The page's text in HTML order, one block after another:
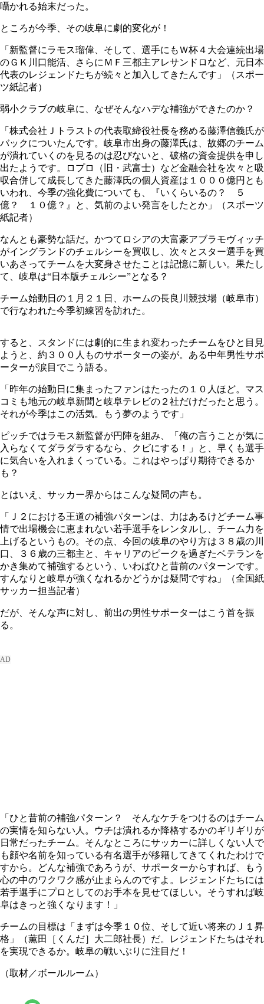
囁かれる始末だった。
ところが今季、その岐阜に劇的変化が！
「新監督にラモス瑠偉、そして、選手にもＷ杯４大会連続出場
のＧＫ川口能活、さらにＭＦ三都主アレサンドロなど、元日本
代表のレジェンドたちが続々と加入してきたんです」（スポー
ツ紙記者）
弱小クラブの岐阜に、なぜそんなハデな補強ができたのか？
「株式会社Ｊトラストの代表取締役社長を務める藤澤信義氏が
バックについたんです。岐阜市出身の藤澤氏は、故郷のチーム
が潰れていくのを見るのは忍びないと、破格の資金提供を申し
出たようです。ロプロ（旧・武富士）など金融会社を次々と吸
収合併して成長してきた藤澤氏の個人資産は１０００億円とも
いわれ、今季の強化費についても、『いくらいるの？ ５
億？ １０億？』と、気前のよい発言をしたとか」（スポーツ
紙記者）
なんとも豪勢な話だ。かつてロシアの大富豪アブラモヴィッチ
がイングランドのチェルシーを買収し、次々とスター選手を買
いあさってチームを大変身させたことは記憶に新しい。果たし
て、岐阜は“日本版チェルシー”となる？
チーム始動日の１月２１日、ホームの長良川競技場（岐阜市）
で行なわれた今季初練習を訪れた。
すると、スタンドには劇的に生まれ変わったチームをひと目見
ようと、約３００人ものサポーターの姿が。ある中年男性サポ
ーターが涙目でこう語る。
「昨年の始動日に集まったファンはたったの１０人ほど。マス
コミも地元の岐阜新聞と岐阜テレビの２社だけだったと思う。
それが今季はこの活気。もう夢のようです」
ピッチではラモス新監督が円陣を組み、「俺の言うことが気に
入らなくてダラダラするなら、クビにする！」と、早くも選手
に気合いを入れまくっている。これはやっぱり期待できるか
も？
とはいえ、サッカー界からはこんな疑問の声も。
「Ｊ２における王道の補強パターンは、力はあるけどチーム事
情で出場機会に恵まれない若手選手をレンタルし、チーム力を
上げるというもの。その点、今回の岐阜のやり方は３８歳の川
口、３６歳の三都主と、キャリアのピークを過ぎたベテランを
かき集めて補強するという、いわばひと昔前のパターンです。
すんなりと岐阜が強くなれるかどうかは疑問ですね」（全国紙
サッカー担当記者）
だが、そんな声に対し、前出の男性サポーターはこう首を振
る。
「ひと昔前の補強パターン？ そんなケチをつけるのはチーム
の実情を知らない人。ウチは潰れるか降格するかのギリギリが
日常だったチーム。そんなところにサッカーに詳しくない人で
も顔や名前を知っている有名選手が移籍してきてくれたわけで
すから。どんな補強であろうが、サポーターからすれば、もう
心の中のワクワク感が止まらんのですよ。レジェンドたちには
若手選手にプロとしてのお手本を見せてほしい。そうすれば岐
阜はきっと強くなります！」
チームの目標は「まずは今季１０位、そして近い将来のＪ１昇
格」（薫田［くんだ］大二郎社長）だ。レジェンドたちはそれ
を実現できるか。岐阜の戦いぶりに注目だ！
（取材／ボールルーム）